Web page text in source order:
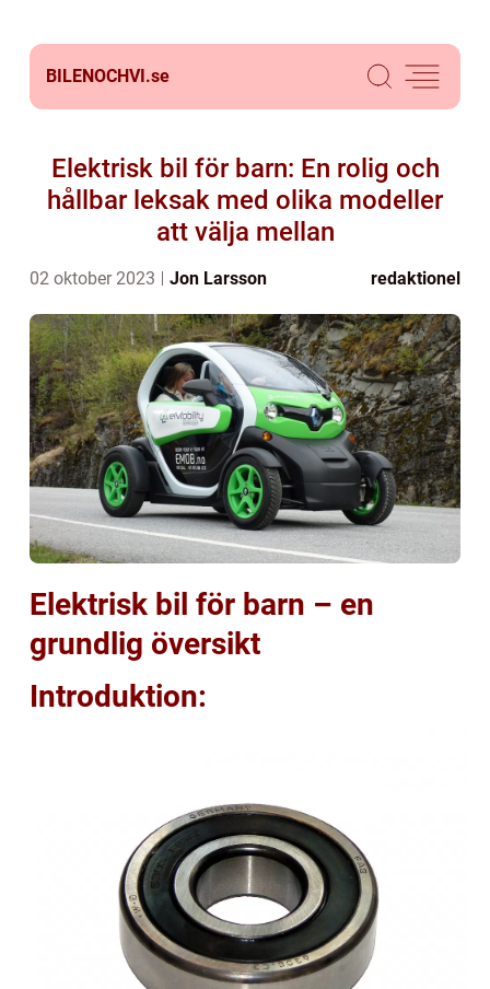
BILENOCHVI.se
Elektrisk bil för barn: En rolig och
hållbar leksak med olika modeller
att välja mellan
02 oktober 2023 Jon Larsson redaktionel
Elektrisk bil för barn – en
grundlig översikt
Introduktion: